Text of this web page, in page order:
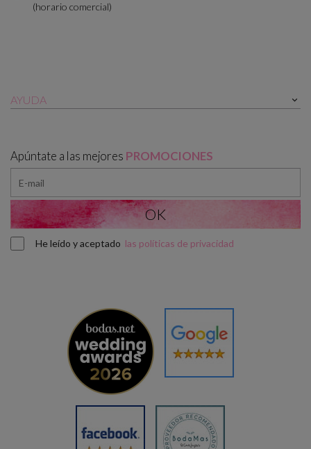
(horario comercial)
AYUDA 
Apúntate a las mejores PROMOCIONES
He leído y aceptado las políticas de privacidad